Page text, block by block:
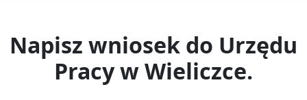
Napisz wniosek do Urzędu
Pracy w Wieliczce.